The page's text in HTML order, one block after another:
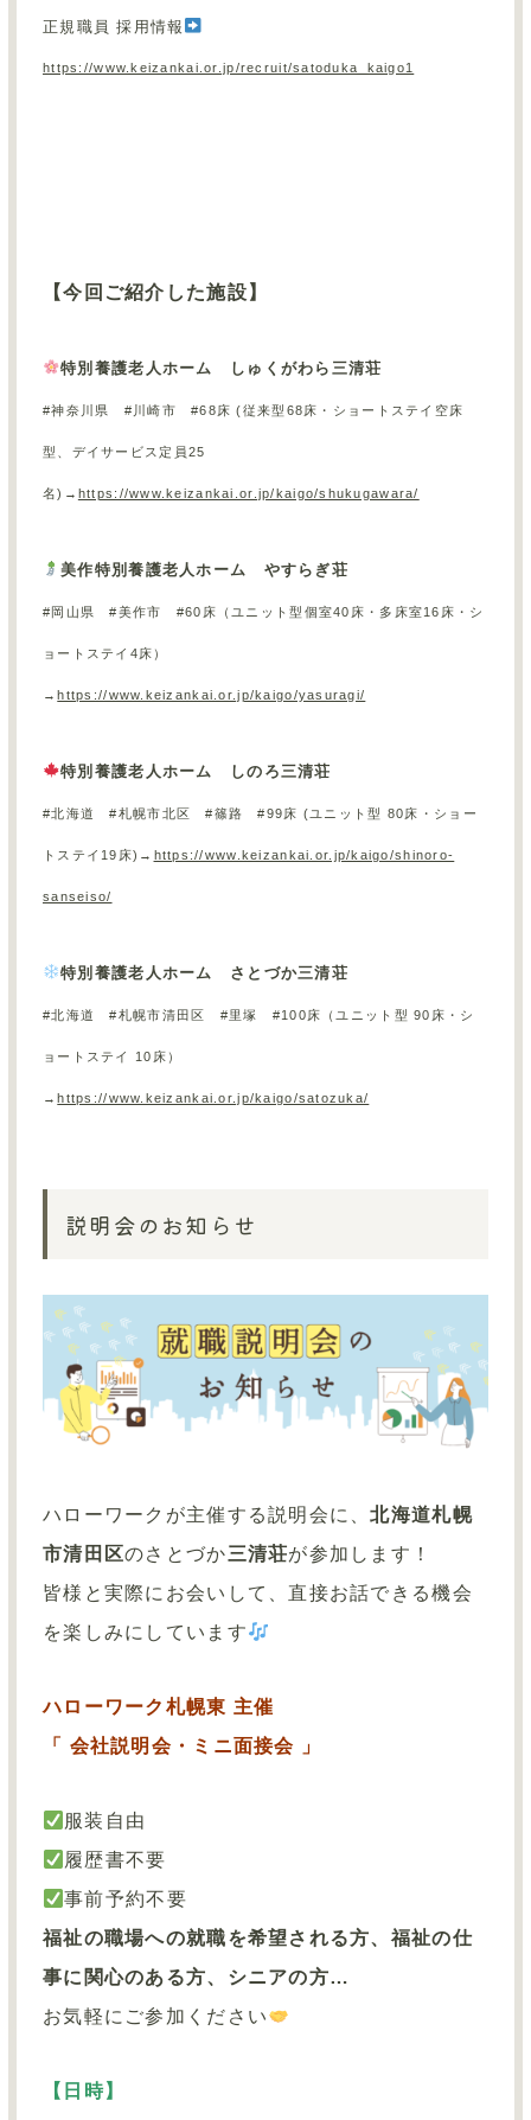
正規職員 採用情報
https://www.keizankai.or.jp/recruit/satoduka_kaigo1
【今回ご紹介した施設】
特別養護老人ホーム しゅくがわら三清荘
#神奈川県 #川崎市 #68床 (従来型68床・ショートステイ空床
型、デイサービス定員25
名)→ https://www.keizankai.or.jp/kaigo/shukugawara/
美作特別養護老人ホーム やすらぎ荘
#岡山県 #美作市 #60 床（ユニット型個室40 床・多床室16 床・シ
ョートステイ 4床）
→https://www.keizankai.or.jp/kaigo/yasuragi/
特別養護老人ホーム しのろ三清荘
#北海道 #札幌市北区 #篠路 #99床 (ユニット型 80床・ショー
トステイ 19 床)→ https://www.keizankai.or.jp/kaigo/shinoro-
sanseiso/
特別養護老人ホーム さとづか三清荘
#北海道 #札幌市清田区 #里塚 #100床（ユニット型 90 床・シ
ョートステイ 10 床）
→https://www.keizankai.or.jp/kaigo/satozuka/
説明会のお知らせ
ハローワークが主催する説明会に、北海道札幌
市清田区のさとづか三清荘が参加します！
皆様と実際にお会いして、直接お話できる機会
を楽しみにしています
ハローワーク札幌東 主催
「 会社説明会・ミニ面接会 」
服装自由
履歴書不要
事前予約不要
福祉の職場への就職を希望される方、福祉の仕
事に関心のある方、シニアの方…
お気軽にご参加ください
【日時】